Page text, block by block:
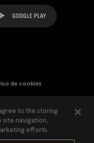
de cookies
de Privacidad
to the storing
site navigation,
efforts.